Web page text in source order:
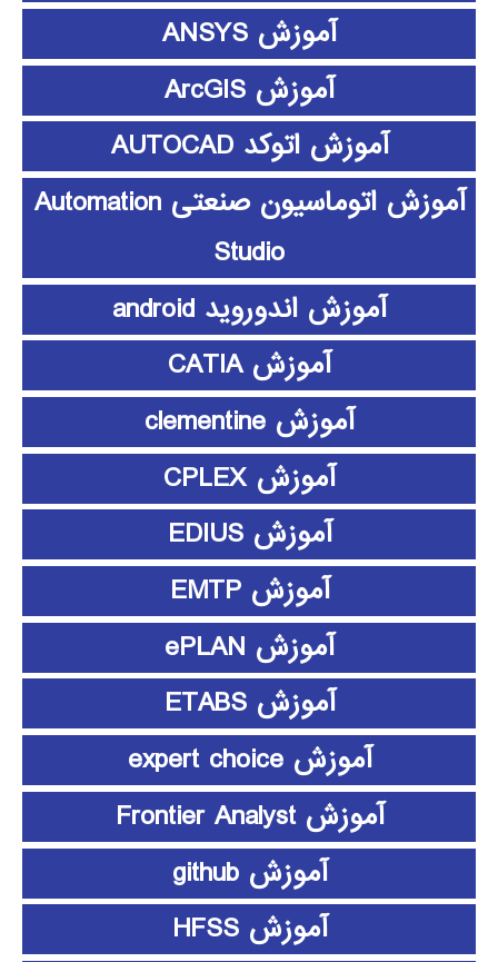
آموزش ANSYS
آموزش ArcGIS
آموزش اتوکد AUTOCAD
آموزش اتوماسیون صنعتی Automation
Studio
آموزش اندوروید android
آموزش CATIA
آموزش clementine
آموزش CPLEX
آموزش EDIUS
آموزش EMTP
آموزش ePLAN
آموزش ETABS
آموزش expert choice
آموزش Frontier Analyst
آموزش github
آموزش HFSS